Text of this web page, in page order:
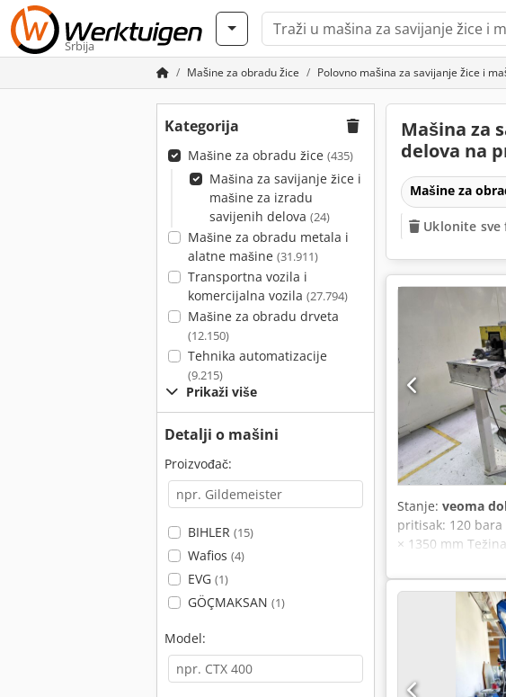
Srbija
Mašine za obradu žice Polovno mašina za savijanje žice i
Kategorija
Mašine za obradu žice (435)
Mašina za savijanje žice i
mašine za izradu
savijenih delova (24)
Mašine za obradu metala i
alatne mašine (31.911)
Transportna vozila i
komercijalna vozila (27.794)
Mašine za obradu drveta
(12.150)
Tehnika automatizacije
(9.215)
Prikaži više
Detalji o mašini
Proizvođač:
BIHLER (15)
Wafios (4)
EVG (1)
GÖÇMAKSAN (1)
Model:
Mašina za
delova na
Mašine za
Uklonite
Stanje: veoma
pritisak: 120 bara
× 1350 mm